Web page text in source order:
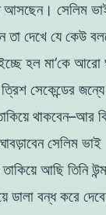
আসছেন। সেলিম
তা দেখে যে কেউ
হল মা’কে
সেকেন্ডের
থাকবেন–আর
ঘাবড়াবেন সেলিম
আছি তিনি
ডালা বন্ধ করে